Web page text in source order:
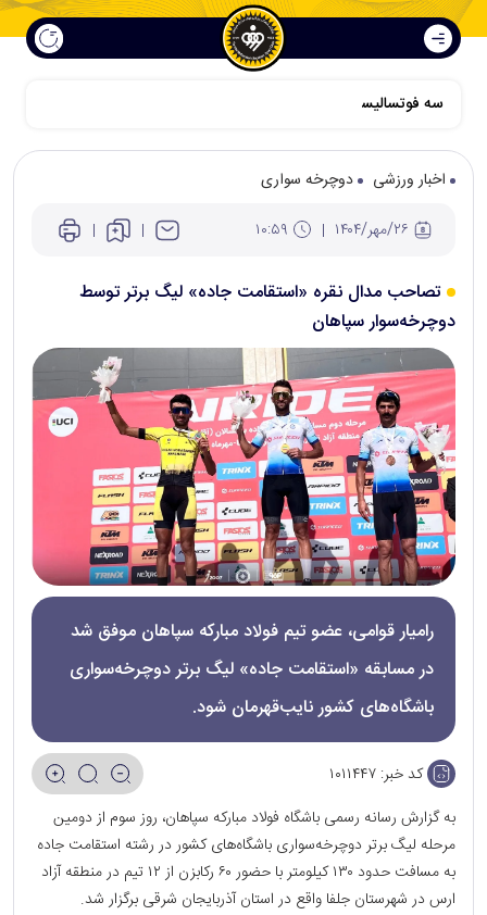
سه فوتسالیست سپاهان در اردوی نهایی تیم ملی برای حضور در کافا
اخبار ورزشی
دوچرخه سواری
تصاحب مدال نقره‌ «استقامت جاده» لیگ برتر توسط
دوچرخه‌سوار سپاهان
رامیار قوامی، عضو تیم فولاد مبارکه سپاهان موفق شد
در مسابقه «استقامت جاده» لیگ برتر دوچرخه‌سواری
باشگاه‌های کشور نایب‌قهرمان شود.
کد خبر: ۱۰۱۱۴۴۷
به گزارش رسانه رسمی باشگاه فولاد مبارکه سپاهان، روز سوم از دومین
مرحله لیگ برتر دوچرخه‌سواری باشگاه‌های کشور در رشته استقامت جاده
به مسافت حدود ۱۳۰ کیلومتر با حضور ۶۰ رکابزن از ۱۲ تیم در منطقه آزاد
ارس در شهرستان جلفا واقع در استان آذربایجان شرقی برگزار شد.